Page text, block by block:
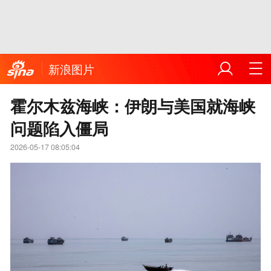
新浪图片
霍尔木兹海峡：伊朗与美国就海峡
问题陷入僵局
2026-05-17 08:05:04